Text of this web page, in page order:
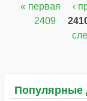
Страницы
« первая ‹
2409
Популярные